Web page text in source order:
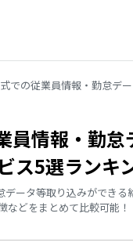
での従業員情報・勤怠デ
員情報・勤
ス5選ランキ
データ等取り込みができ
などをまとめて比較可能！